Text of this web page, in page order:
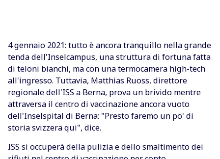
4 gennaio 2021: tutto è ancora tranquillo nella grande
tenda dell'Inselcampus, una struttura di fortuna fatta
di teloni bianchi, ma con una termocamera high-tech
all'ingresso. Tuttavia, Matthias Ruoss, direttore
regionale dell'ISS a Berna, prova un brivido mentre
attraversa il centro di vaccinazione ancora vuoto
dell'Inselspital di Berna: "Presto faremo un po' di
storia svizzera qui", dice.
ISS si occuperà della pulizia e dello smaltimento dei